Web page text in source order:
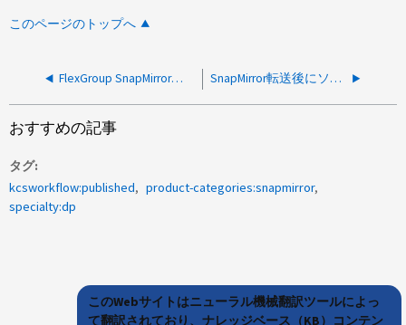
このページのトップへ
FlexGroup SnapMirror関係をソースからリリースできません SnapMirror転送後にソースとデスティネーションで使用されるFlexGroupファイル数が異なる
おすすめの記事
タグ
kcsworkflow:published
product-categories:snapmirror
specialty:dp
このWebサイトはニューラル機械翻訳ツールによっ
て翻訳されており、ナレッジベース（KB）コンテン